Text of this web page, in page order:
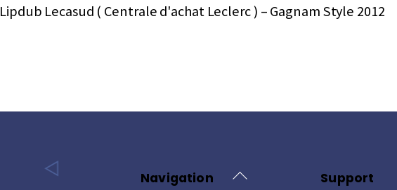
Lipdub Lecasud ( Centrale d'achat Leclerc ) – Gagnam Style 2012
Back
Navigation Support